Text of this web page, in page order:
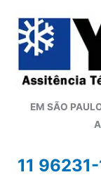
para
conteúdo
EM SÃO
A
11